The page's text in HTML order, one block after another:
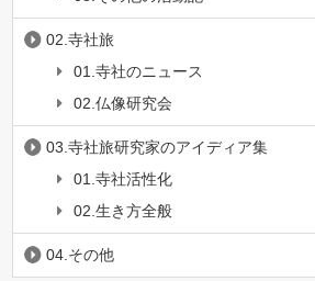
02.寺社旅
01.寺社のニュース
02.仏像研究会
03.寺社旅研究家のアイディア集
01.寺社活性化
02.生き方全般
04.その他